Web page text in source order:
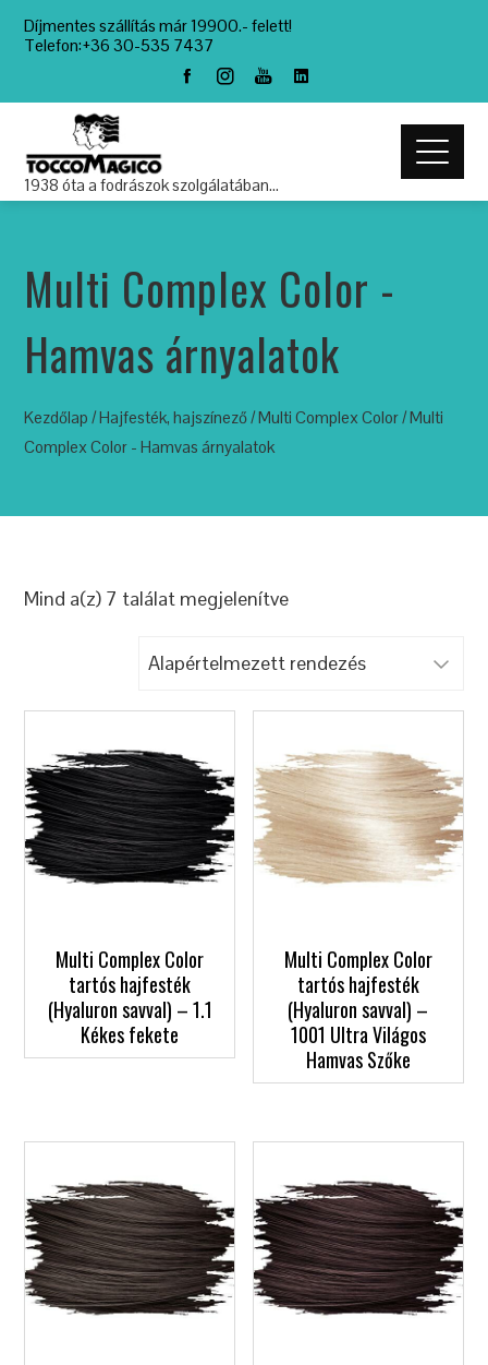
Díjmentes szállítás már 19900.- felett!
Telefon:+36 30-535 7437
1938 óta a fodrászok szolgálatában…
Multi Complex Color -
Hamvas árnyalatok
Kezdőlap /Hajfesték, hajszínező/Multi Complex Color/ Multi
Complex Color - Hamvas árnyalatok
Mind a(z) 7 találat megjelenítve
Multi Complex Color
tartós hajfesték
(Hyaluron savval) – 1.1
Kékes fekete
Multi Complex Color
tartós hajfesték
(Hyaluron savval) –
1001 Ultra Világos
Hamvas Szőke